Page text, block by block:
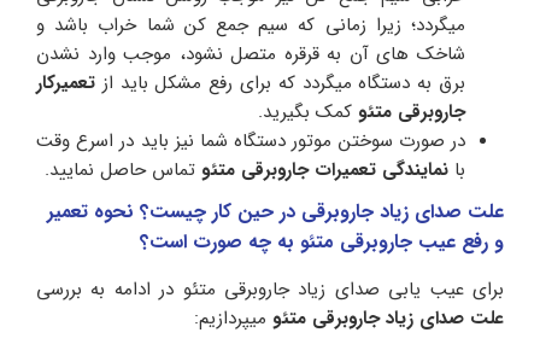
میگردد؛ زیرا زمانی که سیم جمع کن شما خراب باشد و
شاخک های آن به قرقره متصل نشود، موجب وارد نشدن
برق به دستگاه میگردد که برای رفع مشکل باید از تعمیرکار
جاروبرقی متئو کمک بگیرید.
در صورت سوختن موتور دستگاه شما نیز باید در اسرع وقت
با نمایندگی تعمیرات جاروبرقی متئو تماس حاصل نمایید.
علت صدای زیاد جاروبرقی در حین کار چیست؟ نحوه تعمیر
و رفع عیب جاروبرقی متئو به چه صورت است؟
برای عیب یابی صدای زیاد جاروبرقی متئو در ادامه به بررسی
علت صدای زیاد جاروبرقی متئو میپردازیم: